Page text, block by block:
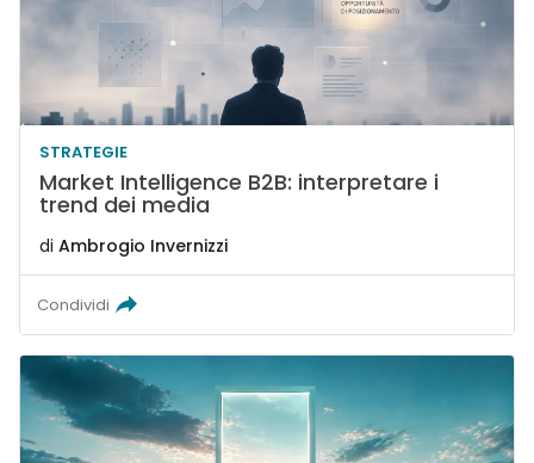
STRATEGIE
Market Intelligence B2B: interpretare i
trend dei media
di Ambrogio Invernizzi
Condividi